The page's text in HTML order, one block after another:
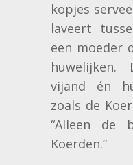
kopjes
laveert
een moeder
vijand én
zoals de
“Alleen de
Koerden.”